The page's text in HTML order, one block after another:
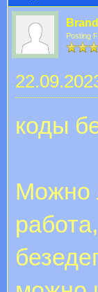
Posting
коды
Можно